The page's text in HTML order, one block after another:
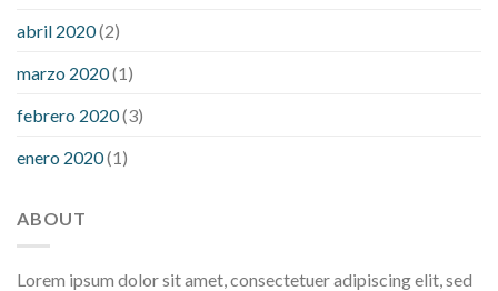
abril 2020(2)
marzo 2020(1)
febrero 2020(3)
enero 2020(1)
ABOUT
Lorem ipsum dolor sit amet, consectetuer adipiscing elit, sed